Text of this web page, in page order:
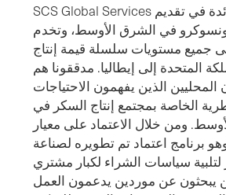
SCS Global Services هي شركة رائدة في تقديم
في الشرق الأوسط، وتخدم
جميع مستويات سلسلة قيمة إنتاج
المتحدة إلى إيطاليا. مدققونا هم
الذين يفهمون الاحتياجات
الخاصة بمجتمع إنتاج السكر في
ومن خلال الاعتماد على معيار
برنامج اعتماد تم تطويره لصناعة
سياسات الشراء لكبار مشتري
يبحثون عن موردين يدعمون العمل